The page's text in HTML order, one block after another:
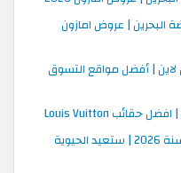
البحرين | عروض امازون
| أفضل مواقع التسوق
أفضل منتجات اي هيرب للشعر لسنة 2026 | ستعيد الحيوية